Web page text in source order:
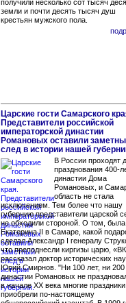
получили несколько сот тысяч
земли и почти десять тысяч душ
крестьян мужского пола.
Царские гости Самарского
Представители российской
императорской династии
Романовых оставили
след в истории нашей
В России проходят
празднования 400-
династии Дома
Романовых, и
область не стала
исключением. Тем более что нашу
губернию представители царской
не обходили стороной. О том,
Екатерина II в Самаре, какой
сделал Александр I генералу
что преподнесли киргизы царю,
рассказал доктор исторических
Юрий Смирнов. "Ни 100 лет, ни 200
династии Романовых не
в начале XX века многие праздники
приобрели по-настоящему